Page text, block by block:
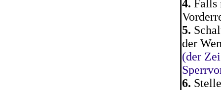
4. Falls
5.
der
(der
6.